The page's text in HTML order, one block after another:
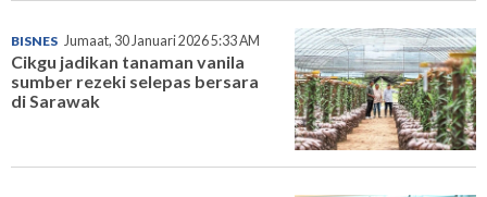
BISNES Jumaat, 30 Januari 2026 5:33 AM
Cikgu jadikan tanaman vanila
sumber rezeki selepas bersara
di Sarawak